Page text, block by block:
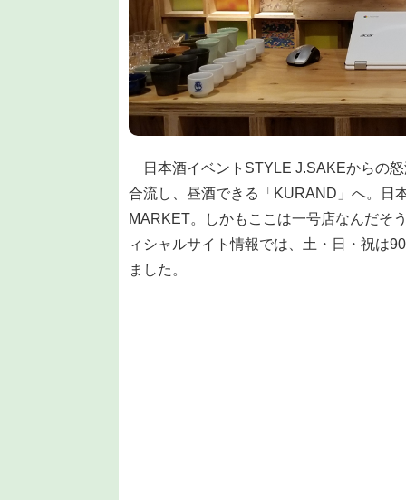
日本酒イベントSTYLE J.SAKEからの
合流し、昼酒できる「KURAND」へ。日
MARKET。しかもここは一号店なんだそ
ィシャルサイト情報では、土・日・祝は
ました。